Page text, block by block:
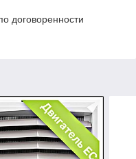
договоренности